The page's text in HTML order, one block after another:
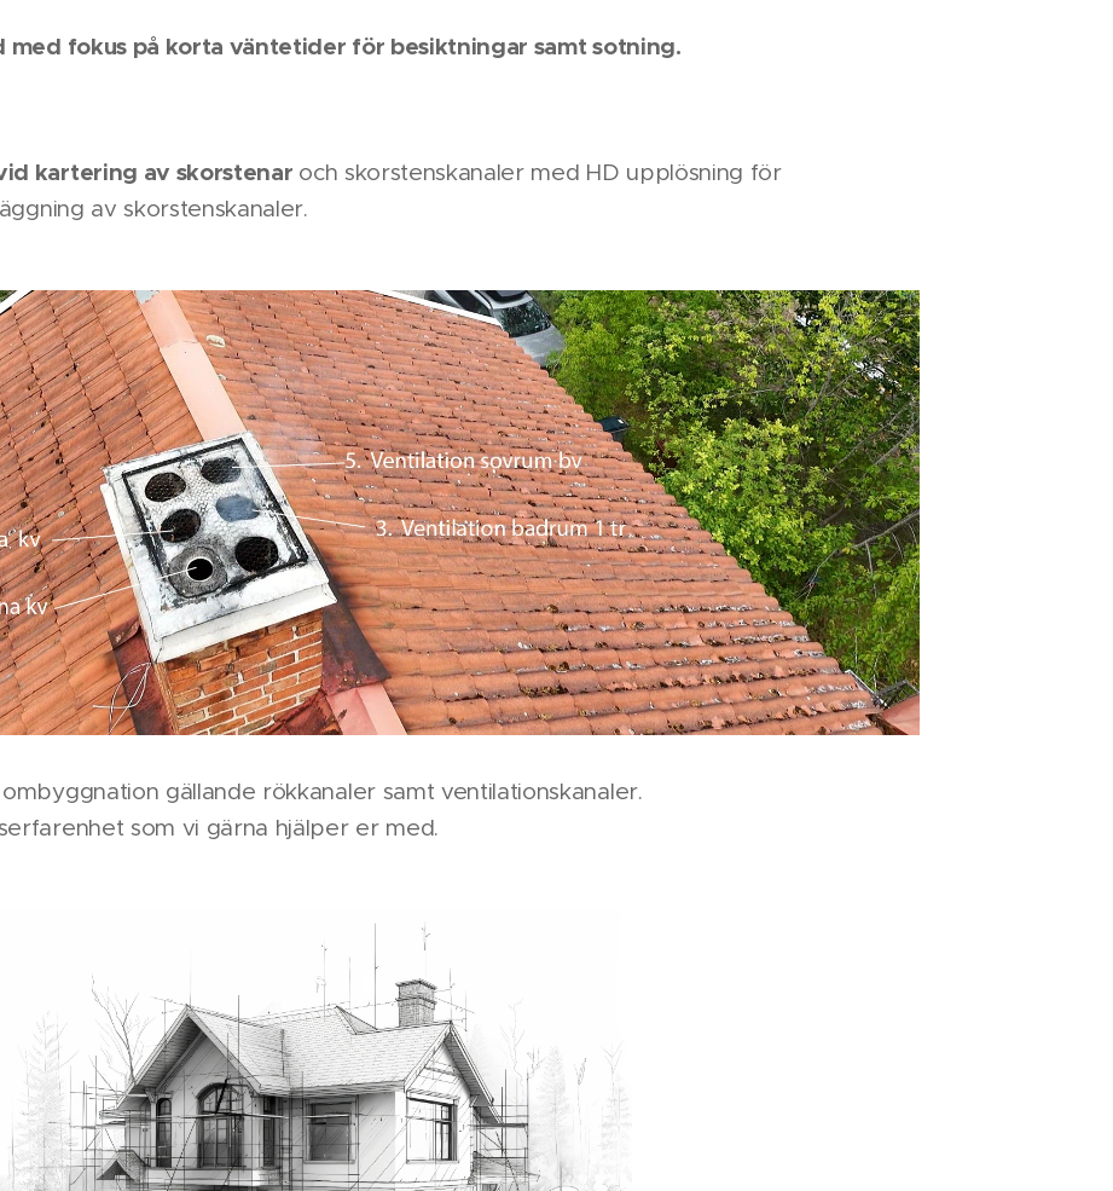
med fokus på korta väntetider för besiktningar samt sotning.
kartering av skorstenar och skorstenskanaler med HD upplösning för
av skorstenskanaler.
gällande rökkanaler samt ventilationskanaler.
som vi gärna hjälper er med.